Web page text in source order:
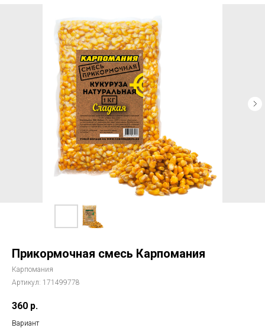
Прикормочная смесь Карпомания
Карпомания
Артикул: 171499778
360 р.
Вариант